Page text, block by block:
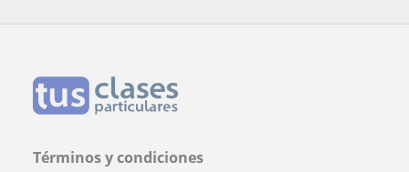
Términos y condiciones